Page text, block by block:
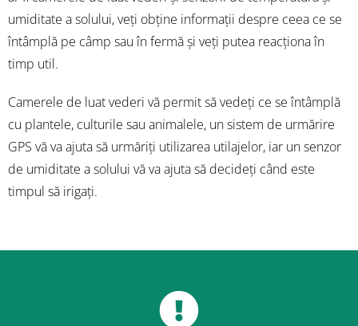
umiditate a solului, veți obține informații despre ceea ce se
întâmplă pe câmp sau în fermă și veți putea reacționa în
timp util.
Camerele de luat vederi vă permit să vedeți ce se întâmplă
cu plantele, culturile sau animalele, un sistem de urmărire
GPS vă va ajuta să urmăriți utilizarea utilajelor, iar un senzor
de umiditate a solului vă va ajuta să decideți când este
timpul să irigați.